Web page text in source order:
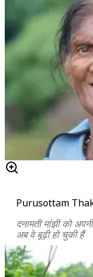
Purusottam
दनामती मांझी को
अब वे बूढ़ी हो चुकी हैं